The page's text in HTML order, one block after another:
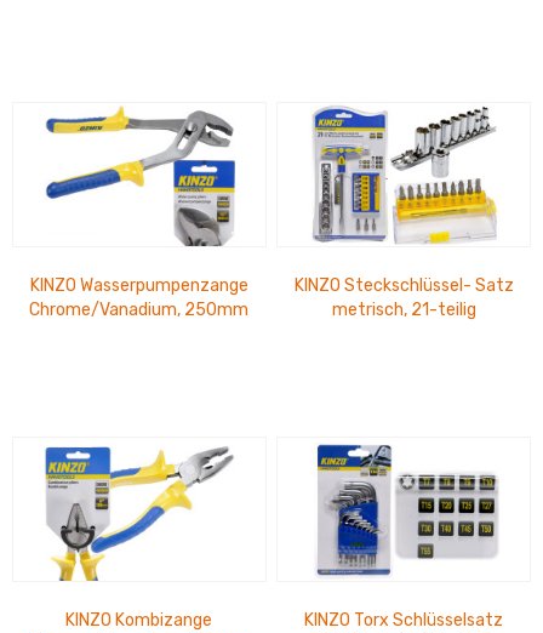
KINZO Wasserpumpenzange
Chrome/Vanadium, 250mm
KINZO Steckschlüssel- Satz
metrisch, 21-teilig
KINZO Kombizange
KINZO Torx Schlüsselsatz